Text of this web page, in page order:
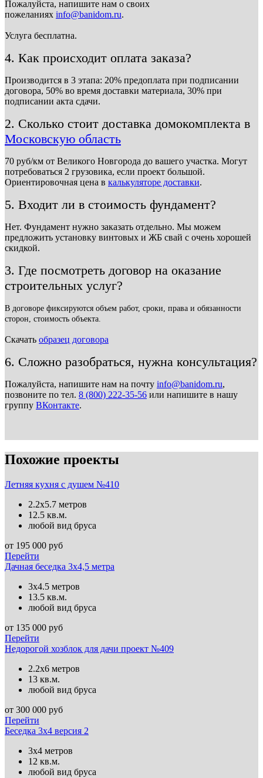
Пожалуйста, напишите нам о своих
пожеланиях info@banidom.ru.
Услуга бесплатна.
4. Как происходит оплата заказа?
Производится в 3 этапа: 20% предоплата при подписании
договора, 50% во время доставки материала, 30% при
подписании акта сдачи.
2. Сколько стоит доставка домокомплекта в
Московскую область
70 руб/км от Великого Новгорода до вашего участка. Могут
потребоваться 2 грузовика, если проект большой.
Ориентировочная цена в калькуляторе доставки.
5. Входит ли в стоимость фундамент?
Нет. Фундамент нужно заказать отдельно. Мы можем
предложить установку винтовых и ЖБ свай с очень хорошей
скидкой.
3. Где посмотреть договор на оказание
строительных услуг?
В договоре фиксируются объем работ, сроки, права и обязанности
сторон, стоимость объекта.
Скачать образец договора
6. Сложно разобраться, нужна консультация?
Пожалуйста, напишите нам на почту info@banidom.ru,
позвоните по тел. 8 (800) 222-35-56 или напишите в нашу
группу ВКонтакте.
Похожие проекты
Летняя кухня с душем №410
2.2х5.7 метров
12.5 кв.м.
любой вид бруса
от 195 000 руб
Перейти
Дачная беседка 3х4,5 метра
3х4.5 метров
13.5 кв.м.
любой вид бруса
от 135 000 руб
Перейти
Недорогой хозблок для дачи проект №409
2.2х6 метров
13 кв.м.
любой вид бруса
от 300 000 руб
Перейти
Беседка 3х4 версия 2
3х4 метров
12 кв.м.
любой вид бруса